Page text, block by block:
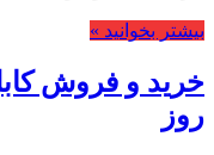
بیشتر بخوانید »
خرید و فروش
روز